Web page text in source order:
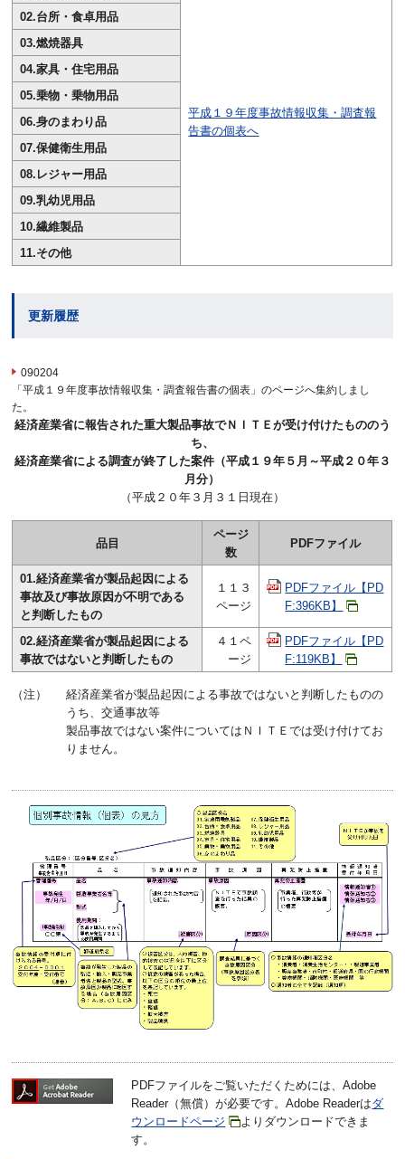
平成１９年度事故情報収集・調査報
告書の個表へ
02.台所・食卓用品
03.燃焼器具
04.家具・住宅用品
05.乗物・乗物用品
06.身のまわり品
07.保健衛生用品
08.レジャー用品
09.乳幼児用品
10.繊維製品
11.その他
更新履歴
090204
「平成１９年度事故情報収集・調査報告書の個表」のページへ集約しまし
た。
経済産業省に報告された重大製品事故でＮＩＴＥが受け付けたもののう
ち、
経済産業省による調査が終了した案件（平成１９年５月～平成２０年３
月分）
（平成２０年３月３１日現在）
品目
ページ
数
PDFファイル
01.経済産業省が製品起因による
事故及び事故原因が不明である
と判断したもの
１１３
ページ
PDFファイル【PD
F:396KB】
02.経済産業省が製品起因による
事故ではないと判断したもの
４１ペ
ージ
PDFファイル【PD
F:119KB】
（注）
経済産業省が製品起因による事故ではないと判断したものの
うち、交通事故等
製品事故ではない案件についてはＮＩＴＥでは受け付けてお
りません。
PDFファイルをご覧いただくためには、Adobe
Reader（無償）が必要です。Adobe Readerはダ
ウンロードページ
よりダウンロードできま
す。